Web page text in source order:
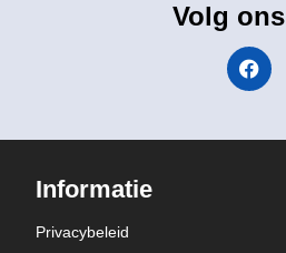
Volg
Informatie
Privacybeleid